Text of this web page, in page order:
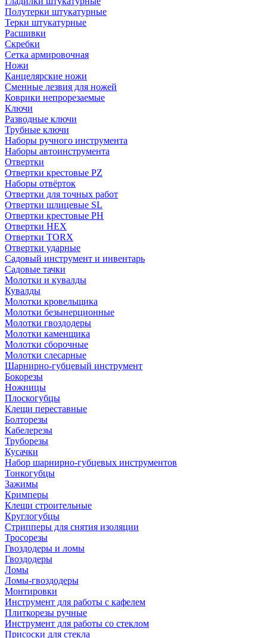
Полутерки штукатурные
Терки штукатурные
Расшивки
Скребки
Сетка армировочная
Ножи
Канцелярские ножи
Сменные лезвия для ножей
Коврики непрорезаемые
Ключи
Разводные ключи
Трубные ключи
Наборы ручного инструмента
Наборы автоинструмента
Отвертки
Отвертки крестовые PZ
Наборы отвёрток
Отвертки для точных работ
Отвертки шлицевые SL
Отвертки крестовые PH
Отвертки HEX
Отвертки TORX
Отвертки ударные
Садовый инструмент и инвентарь
Садовые тачки
Молотки и кувалды
Кувалды
Молотки кровельщика
Молотки безынерционные
Молотки гвоздодеры
Молотки каменщика
Молотки сборочные
Молотки слесарные
Шарнирно-губцевый инструмент
Бокорезы
Ножницы
Плоскогубцы
Клещи переставные
Болторезы
Кабелерезы
Труборезы
Кусачки
Набор шарнирно-губцевых инструментов
Тонкогубцы
Зажимы
Кримперы
Клещи строительные
Круглогубцы
Стрипперы для снятия изоляции
Тросорезы
Гвоздодеры и ломы
Гвоздодеры
Ломы
Ломы-гвоздодеры
Монтировки
Инструмент для работы с кафелем
Плиткорезы ручные
Инструмент для работы со стеклом
Присоски для стекла